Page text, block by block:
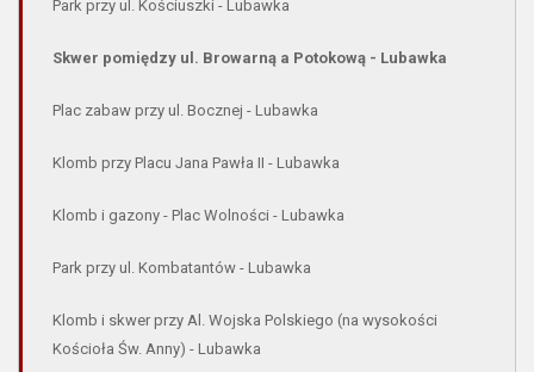
Park przy ul. Kościuszki - Lubawka
Skwer pomiędzy ul. Browarną a Potokową - Lubawka
Plac zabaw przy ul. Bocznej - Lubawka
Klomb przy Placu Jana Pawła II - Lubawka
Klomb i gazony - Plac Wolności - Lubawka
Park przy ul. Kombatantów - Lubawka
Klomb i skwer przy Al. Wojska Polskiego (na wysokości
Kościoła Św. Anny) - Lubawka